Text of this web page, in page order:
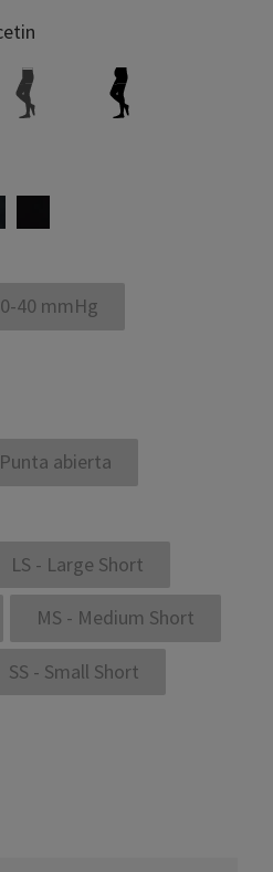
40 mmHg
Punta abierta
LS - Large Short
MS - Medium Short
SS - Small Short